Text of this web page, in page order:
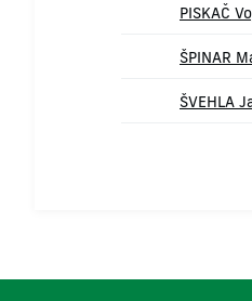
PISKAČ
ŠPINAR
ŠVEHLA